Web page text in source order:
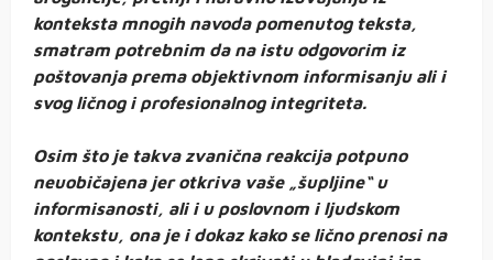
konteksta mnogih navoda pomenutog teksta,
smatram potrebnim da na istu odgovorim iz
poštovanja prema objektivnom informisanju ali i
svog ličnog i profesionalnog integriteta.
Osim što je takva zvanična reakcija potpuno
neuobičajena jer otkriva vaše „šupljine“ u
informisanosti, ali i u poslovnom i ljudskom
kontekstu, ona je i dokaz kako se lično prenosi na